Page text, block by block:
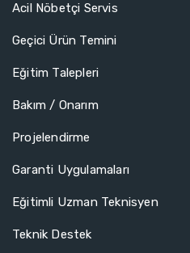
Acil Nöbetçi Servis
Geçici Ürün Temini
Eğitim Talepleri
Bakım / Onarım
Projelendirme
Garanti Uygulamaları
Eğitimli Uzman Teknisyen
Teknik Destek